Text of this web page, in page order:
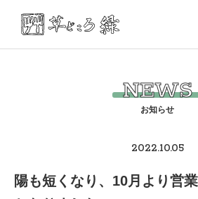
NEWS
2022.10.05
陽も短くなり、10月より営